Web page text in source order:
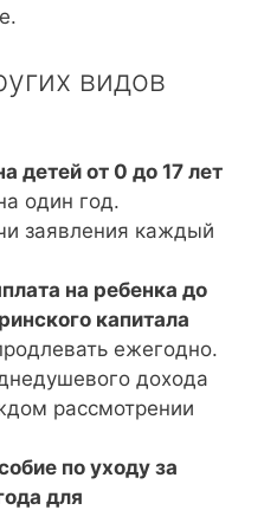
видов
детей от 0 до 17 лет
один год.
заявления каждый
на ребенка до
капитала
ежегодно.
дохода
рассмотрении
по уходу за
для